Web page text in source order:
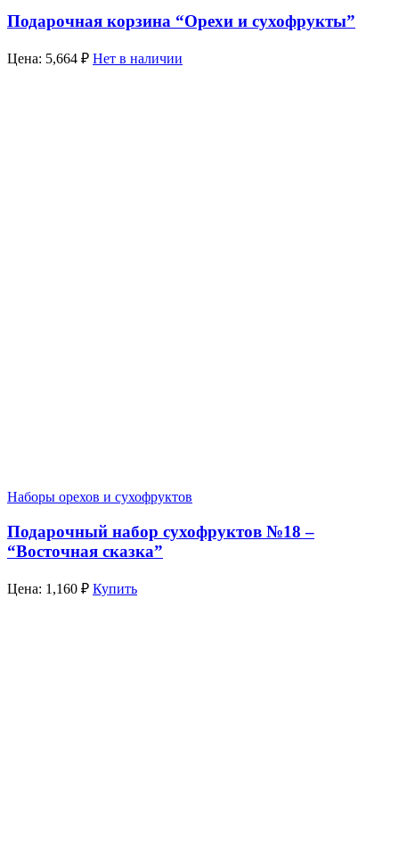
Подарочная корзина “Орехи и сухофрукты”
Цена: 5,664 ₽ Нет в наличии
Наборы орехов и сухофруктов
Подарочный набор сухофруктов №18 –
“Восточная сказка”
Цена: 1,160 ₽ Купить